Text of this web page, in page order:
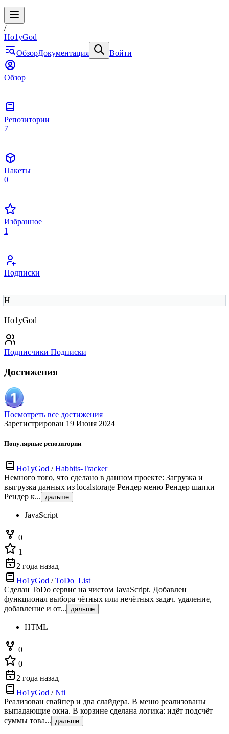
/
Ho1yGod
ОбзорДокументация Войти
Обзор
Репозитории
7
Пакеты
0
Избранное
1
Подписки
H
Ho1yGod
Подписчики Подписки
Достижения
Посмотреть все достижения
Зарегистрирован 19 Июня 2024
Популярные репозитории
Ho1yGod /Habbits-Tracker
Немного того, что сделано в данном проекте: Загрузка и
выгрузка данных из localstorage Рендер меню Рендер шапки
Рендер к... дальше
JavaScript
0
1
2 года назад
Ho1yGod /ToDo_List
Сделан ToDo сервис на чистом JavaScript. Добавлен
функционал выбора чётных или нечётных задач. удаление,
добавление и от... дальше
HTML
0
0
2 года назад
Ho1yGod /Nti
Реализован свайпер и два слайдера. В меню реализованы
выпадающие окна. В корзине сделана логика: идёт подсчёт
суммы това... дальше